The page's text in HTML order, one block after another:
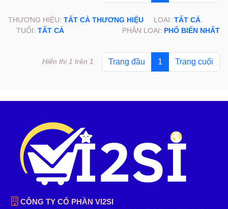
THƯƠNG HIỆU: TẤT CẢ THƯƠNG HIỆU LOẠI: TẤT CẢ
TUỔI: TẤT CẢ PHÂN LOẠI: PHỔ BIẾN NHẤT
Trang đầu 1 Trang cuối
Hiển thị 1 trên 1
CÔNG TY CỔ PHẦN VI2SI